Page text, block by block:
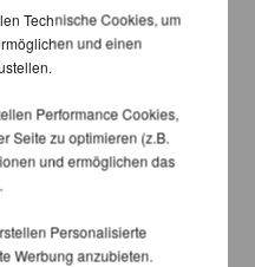
Technische Cookies, um
und einen
Performance Cookies,
Seite zu optimieren (z.B.
und ermöglichen das
Personalisierte
Werbung anzubieten.